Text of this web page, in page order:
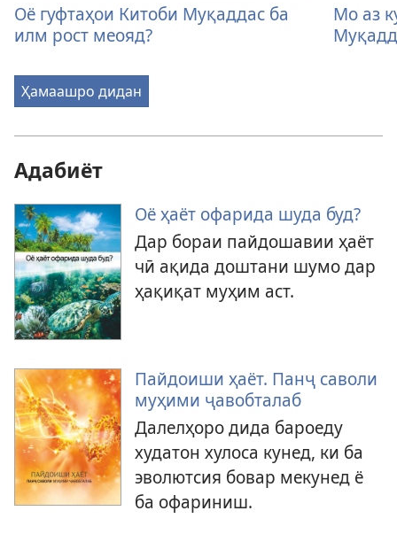
Оё гуфтаҳои Китоби Муқаддас ба
илм рост меояд?
Мо аз
Ҳамаашро дидан
Адабиёт
Оё ҳаёт офарида шуда буд?
Дар бораи пайдошавии ҳаёт
чӣ ақида доштани шумо дар
ҳақиқат муҳим аст.
Пайдоиши ҳаёт. Панҷ саволи
муҳими ҷавобталаб
Далелҳоро дида бароеду
худатон хулоса кунед, ки ба
эволютсия бовар мекунед ё
ба офариниш.